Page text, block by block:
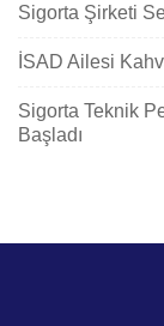
Sigorta Şirketi
İSAD Ailesi
Sigorta Teknik
Başladı